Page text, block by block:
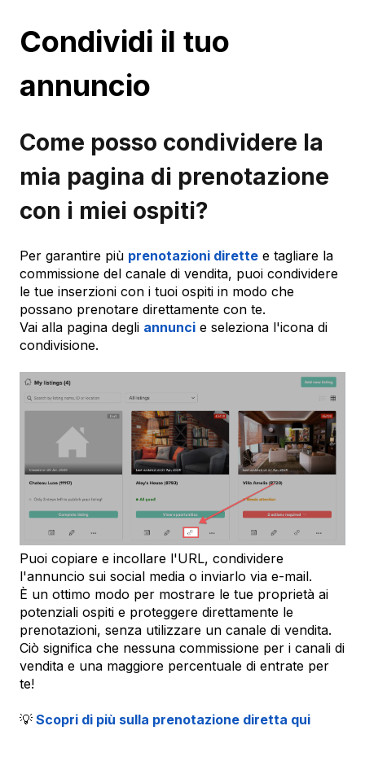
Condividi il tuo
annuncio
Come posso condividere la
mia pagina di prenotazione
con i miei ospiti?
Per garantire più prenotazioni dirette e tagliare la
commissione del canale di vendita, puoi condividere
le tue inserzioni con i tuoi ospiti in modo che
possano prenotare direttamente con te.
Vai alla pagina degli annunci e seleziona l'icona di
condivisione.
Puoi copiare e incollare l'URL, condividere
l'annuncio sui social media o inviarlo via e-mail.
È un ottimo modo per mostrare le tue proprietà ai
potenziali ospiti e proteggere direttamente le
prenotazioni, senza utilizzare un canale di vendita.
Ciò significa che nessuna commissione per i canali di
vendita e una maggiore percentuale di entrate per
te!
💡 Scopri di più sulla prenotazione diretta qui